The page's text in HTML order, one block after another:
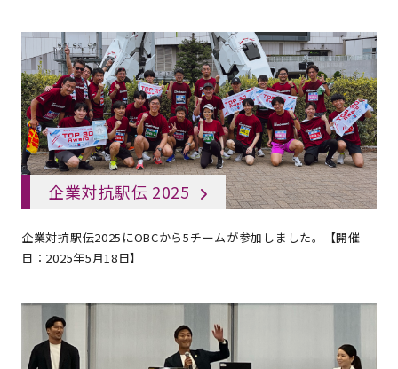
企業対抗駅伝 2025
企業対抗駅伝2025にOBCから5チームが参加しました。【開催
日：2025年5月18日】